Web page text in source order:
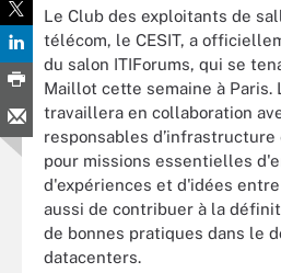
Le Club des exploitants de
télécom, le CESIT, a
du salon ITIForums, qui se
Maillot cette semaine à Paris.
travaillera en collaboration
responsables
pour missions essentielles
d'expériences et d'idées
aussi de contribuer à la
de bonnes pratiques dans le
datacenters.